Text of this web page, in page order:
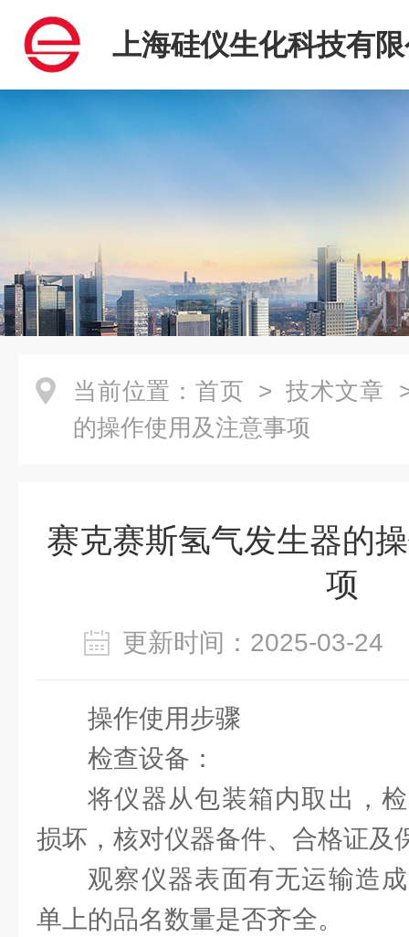
上海硅仪生化科技有
当前位置： 首页 > 技术文章
的操作使用及注意事项
赛克赛斯氢气发生器的
项
更新时间：2025-03-
操作使用步骤
检查设备：
将仪器从包装箱内取出，
损坏，核对仪器备件、合格证及
观察仪器表面有无运输造
单上的品名数量是否齐全。